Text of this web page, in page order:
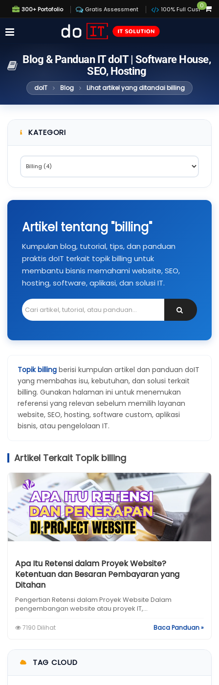
300+ Portofolio Gratis Assessment 100% Full Custom
0
Blog & Panduan IT doIT | Software House,
SEO, Hosting
doIT Blog Lihat artikel yang ditandai billing
KATEGORI
Artikel tentang "billing"
Kumpulan blog, tutorial, tips, dan panduan
praktis doIT terkait topik billing untuk
membantu bisnis memahami website, SEO,
hosting, software, aplikasi, dan solusi IT.
Topik billing berisi kumpulan artikel dan panduan doIT
yang membahas isu, kebutuhan, dan solusi terkait
billing. Gunakan halaman ini untuk menemukan
referensi yang relevan sebelum memilih layanan
website, SEO, hosting, software custom, aplikasi
bisnis, atau pengelolaan IT.
Artikel Terkait Topik billing
Apa Itu Retensi dalam Proyek Website?
Ketentuan dan Besaran Pembayaran yang
Ditahan
Pengertian Retensi dalam Proyek Website Dalam
pengembangan website atau proyek IT,...
7190 Dilihat Baca Panduan »
TAG CLOUD